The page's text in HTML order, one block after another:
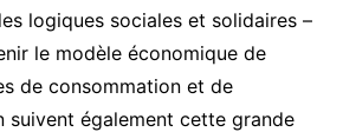
logiques sociales et solidaires –
le modèle économique de
de consommation et de
suivent également cette grande